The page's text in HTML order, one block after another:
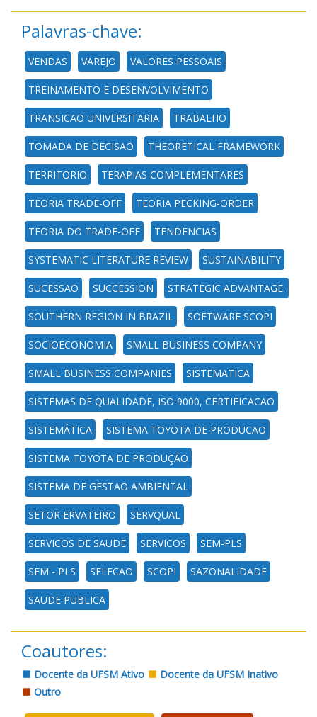
Palavras-chave:
VENDAS VAREJO VALORES PESSOAIS
TREINAMENTO E DESENVOLVIMENTO
TRANSICAO UNIVERSITARIA TRABALHO
TOMADA DE DECISAO THEORETICAL FRAMEWORK
TERRITORIO TERAPIAS COMPLEMENTARES
TEORIA TRADE-OFF TEORIA PECKING-ORDER
TEORIA DO TRADE-OFF TENDENCIAS
SYSTEMATIC LITERATURE REVIEW SUSTAINABILITY
SUCESSAO SUCCESSION STRATEGIC ADVANTAGE.
SOUTHERN REGION IN BRAZIL SOFTWARE SCOPI
SOCIOECONOMIA SMALL BUSINESS COMPANY
SMALL BUSINESS COMPANIES SISTEMATICA
SISTEMAS DE QUALIDADE, ISO 9000, CERTIFICACAO
SISTEMÁTICA SISTEMA TOYOTA DE PRODUCAO
SISTEMA TOYOTA DE PRODUÇÃO
SISTEMA DE GESTAO AMBIENTAL
SETOR ERVATEIRO SERVQUAL
SERVICOS DE SAUDE SERVICOS SEM-PLS
SEM - PLS SELECAO SCOPI SAZONALIDADE
SAUDE PUBLICA
Coautores:
Docente da UFSM Ativo
Docente da UFSM Inativo
Outro